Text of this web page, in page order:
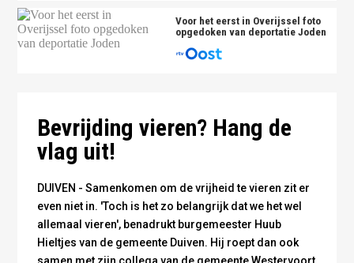
Voor het eerst in Overijssel foto
opgedoken van deportatie Joden
Bevrijding vieren? Hang de
vlag uit!
DUIVEN - Samenkomen om de vrijheid te vieren zit er
even niet in. 'Toch is het zo belangrijk dat we het wel
allemaal vieren', benadrukt burgemeester Huub
Hieltjes van de gemeente Duiven. Hij roept dan ook